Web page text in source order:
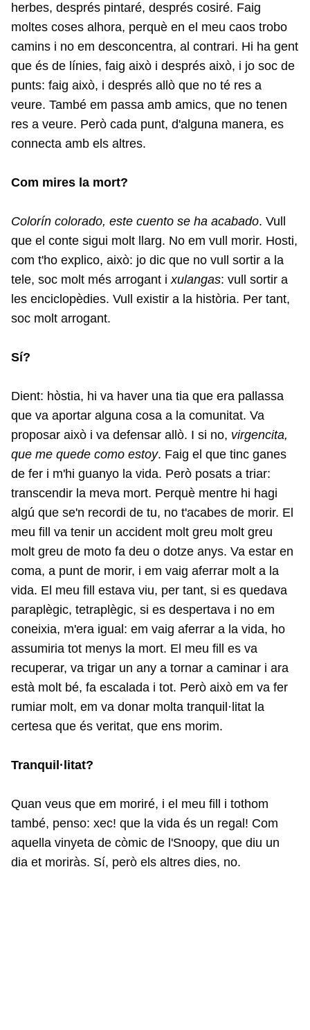
herbes, després pintaré, després cosiré. Faig
moltes coses alhora, perquè en el meu caos trobo
camins i no em desconcentra, al contrari. Hi ha gent
que és de línies, faig això i després això, i jo soc de
punts: faig això, i després allò que no té res a
veure. També em passa amb amics, que no tenen
res a veure. Però cada punt, d'alguna manera, es
connecta amb els altres.
Com mires la mort?
Colorín colorado, este cuento se ha acabado. Vull
que el conte sigui molt llarg. No em vull morir. Hosti,
com t'ho explico, això: jo dic que no vull sortir a la
tele, soc molt més arrogant ixulangas: vull sortir a
les enciclopèdies. Vull existir a la història. Per tant,
soc molt arrogant.
Sí?
Dient: hòstia, hi va haver una tia que era pallassa
que va aportar alguna cosa a la comunitat. Va
proposar això i va defensar allò. I si no, virgencita,
que me quede como estoy. Faig el que tinc ganes
de fer i m'hi guanyo la vida. Però posats a triar:
transcendir la meva mort. Perquè mentre hi hagi
algú que se'n recordi de tu, no t'acabes de morir. El
meu fill va tenir un accident molt greu molt greu
molt greu de moto fa deu o dotze anys. Va estar en
coma, a punt de morir, i em vaig aferrar molt a la
vida. El meu fill estava viu, per tant, si es quedava
paraplègic, tetraplègic, si es despertava i no em
coneixia, m'era igual: em vaig aferrar a la vida, ho
assumiria tot menys la mort. El meu fill es va
recuperar, va trigar un any a tornar a caminar i ara
està molt bé, fa escalada i tot. Però això em va fer
rumiar molt, em va donar molta tranquil·litat la
certesa que és veritat, que ens morim.
Tranquil·litat?
Quan veus que em moriré, i el meu fill i tothom
també, penso: xec! que la vida és un regal! Com
aquella vinyeta de còmic de l'Snoopy, que diu un
dia et moriràs. Sí, però els altres dies, no.